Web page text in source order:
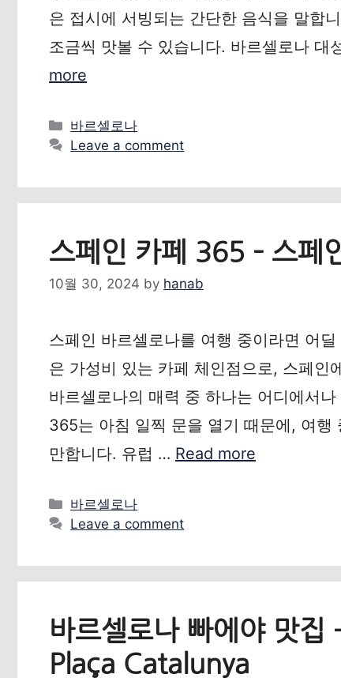
은 접시에 서빙되는 간단한 음식을 말합
조금씩 맛볼 수 있습니다. 바르셀로나
more
Categories
바르셀로나
Leave a comment
스페인 카페 365 – 스페
10월 30, 2024 by hanab
스페인 바르셀로나를 여행 중이라면 어
은 가성비 있는 카페 체인점으로, 스페
바르셀로나의 매력 중 하나는 어디에서
365는 아침 일찍 문을 열기 때문에, 여
만합니다. 유럽 … Read more
Categories
바르셀로나
Leave a comment
바르셀로나 빠에야 맛집
Plaça Catalunya